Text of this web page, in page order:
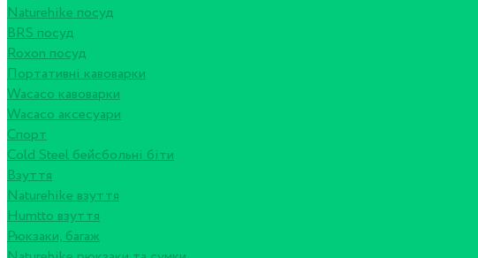
Naturehike посуд
BRS посуд
Roxon посуд
Портативні кавоварки
Wacaco кавоварки
Wacaco аксесуари
Спорт
Cold Steel бейсбольні біти
Взуття
Naturehike взуття
Humtto взуття
Рюкзаки, багаж